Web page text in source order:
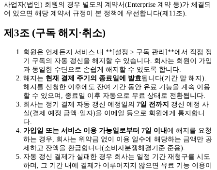
사업자(법인) 회원의 경우 별도의 계약서(Enterprise 계약 등)가 체결되
어 있으면 해당 계약서 규정이 본 정책에 우선합니다(제11조).
제3조 (구독 해지·취소)
회원은 언제든지 서비스 내 **[설정 > 구독 관리]**에서 직접 정
기 구독의 자동 갱신을 해지할 수 있습니다. 회사는 회원이 가입
과 동일한 수단으로 손쉽게 해지할 수 있도록 합니다.
해지는 현재 결제 주기의 종료일에 발효됩니다(기간 말 해지).
해지를 신청한 이후에도 잔여 기간 동안 유료 기능을 계속 이용
할 수 있으며, 종료일 이후 자동으로 무료 상태로 전환됩니다.
회사는 정기 결제 자동 갱신 예정일의 7일 전까지 갱신 예정 사
실(결제 예정 금액·일자)을 이메일 등으로 회원에게 통지합니
다.
가입일 또는 서비스 이용 가능일로부터 7일 이내 에 해지를 요청
하는 경우, 회사는 위약금 없이 이용 일수에 해당하는 금액만 공
제하고 잔액을 환급합니다(소비자분쟁해결기준 준용).
자동 갱신 결제가 실패한 경우 회사는 일정 기간 재청구를 시도
하며, 그 기간 내에 결제가 이루어지지 않으면 유료 기능 이용이